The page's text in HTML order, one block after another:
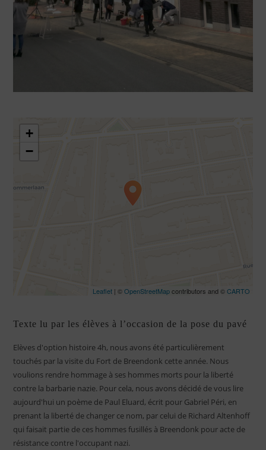
Travelers' Map is loading...
If you see this after your page is
+
−
Leaflet| ©OpenStreetMapcontributors and ©CARTO
Texte lu par les élèves à l’occasion de la pose du pavé
Elèves d'option histoire 4h, nous avons été particulièrement
touchés par la visite du Fort de Breendonk cette année. Nous
voulions rendre hommage à ses hommes morts pour la liberté
contre la barbarie nazie. Pour cela, nous avons décidé de vous lire
aujourd'hui un poème de Paul Eluard, écrit pour Gabriel Péri, en
prenant la liberté de changer ce nom, par celui de Richard Altenhoff
qui faisait partie de ces hommes fusillés à Breendonk pour acte de
résistance contre l'occupant nazi.